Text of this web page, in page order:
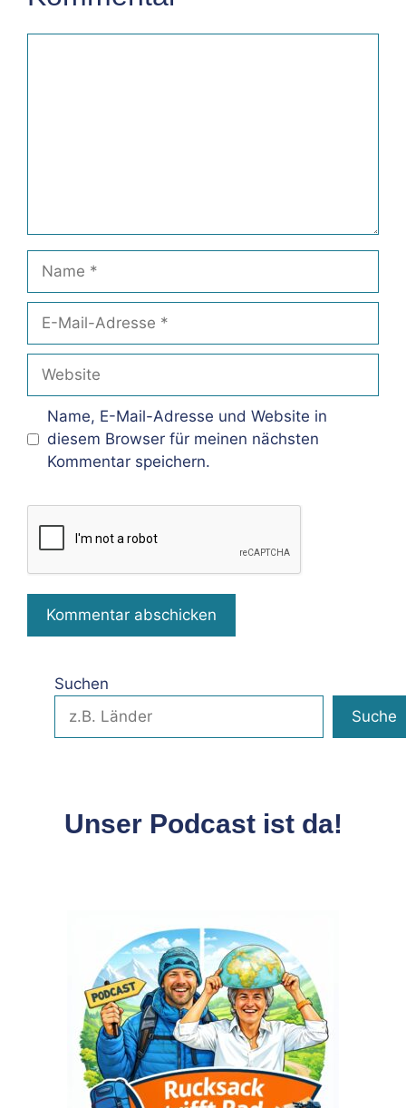
Mail-
Adresse
Name, E-Mail-Adresse und Website in
diesem Browser für meinen nächsten
Kommentar speichern.
Suchen
Suche
Unser Podcast ist da!